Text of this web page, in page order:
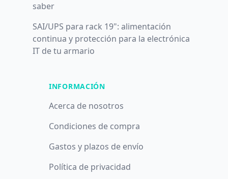
saber
SAI/UPS para rack 19": alimentación
continua y protección para la electrónica
IT de tu armario
INFORMACIÓN
Acerca de nosotros
Condiciones de compra
Gastos y plazos de envío
Política de privacidad